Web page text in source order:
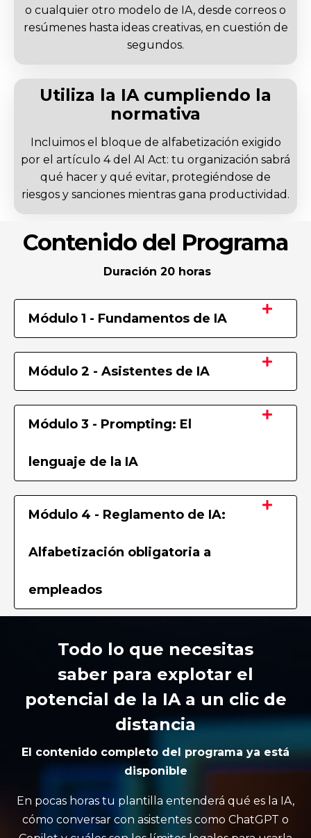
o cualquier otro modelo de IA, desde correos o
resúmenes hasta ideas creativas, en cuestión de
segundos.
Utiliza la IA cumpliendo la
normativa
Incluimos el bloque de alfabetización exigido
por el artículo 4 del AI Act: tu organización sabrá
qué hacer y qué evitar, protegiéndose de
riesgos y sanciones mientras gana productividad.
Contenido del Programa
Duración 20 horas
Módulo 1 - Fundamentos de IA
Módulo 2 - Asistentes de IA
Módulo 3 - Prompting: El
lenguaje de la IA
Módulo 4 - Reglamento de IA:
Alfabetización obligatoria a
empleados
Todo lo que necesitas
saber para explotar el
potencial de la IA a un clic de
distancia
El contenido completo del programa ya está
disponible
En pocas horas tu plantilla entenderá qué es la IA,
cómo conversar con asistentes como ChatGPT o